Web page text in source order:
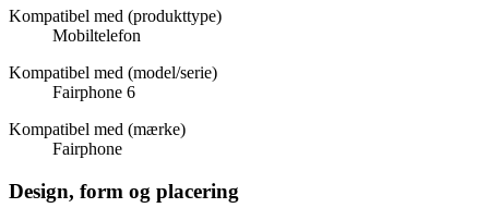
Kompatibel med (produkttype)
Mobiltelefon
Kompatibel med (model/serie)
Fairphone 6
Kompatibel med (mærke)
Fairphone
Design, form og placering